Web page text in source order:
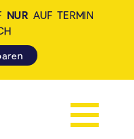
Navigation
NUR AUF TERMIN